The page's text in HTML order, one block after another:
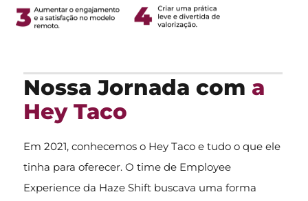
Nossa Jornada com a
Hey Taco
Em 2021, conhecemos o Hey Taco e tudo o que ele
tinha para oferecer. O time de Employee
Experience da Haze Shift buscava uma forma